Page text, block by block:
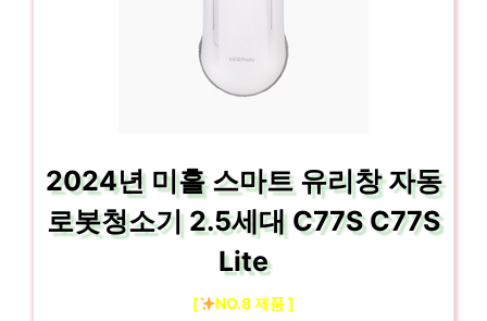
2024년 미홀 스마트 유리창 자동
로봇청소기 2.5세대 C77S C77S
Lite
[ NO.8 제품 ]